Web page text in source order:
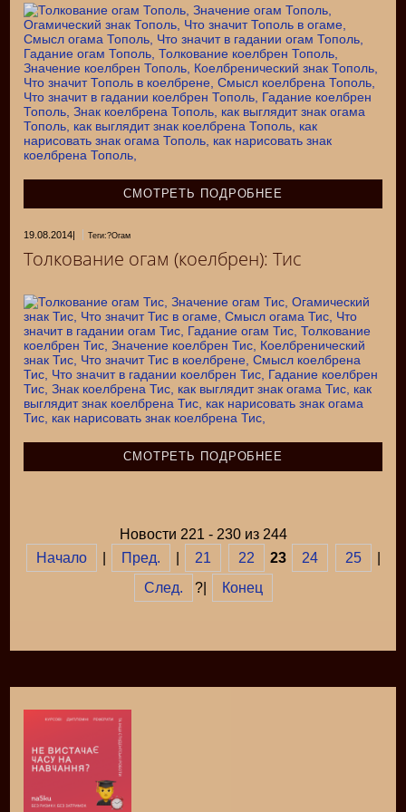
СМОТРЕТЬ ПОДРОБНЕЕ
19.08.2014| Теги:?Огам
Толкование огам (коелбрен): Тис
СМОТРЕТЬ ПОДРОБНЕЕ
Новости 221 - 230 из 244
Начало
| Пред. | 21 22 23 24 25
|
След.
?| Конец